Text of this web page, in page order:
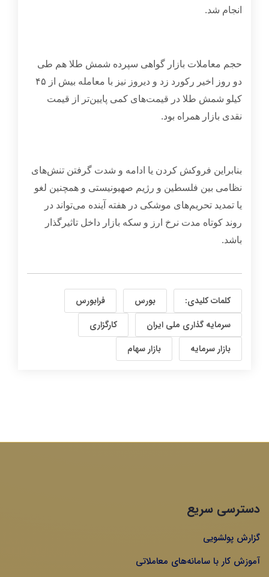
انجام شد.
حجم معاملات بازار گواهی سپرده شمش طلا هم طی
دو روز اخیر رکورد زد و دیروز نیز با معامله بیش از ۴۵
کیلو شمش طلا در قیمت‌های کمی پایین‌تر از قیمت
نقدی بازار همراه بود.
بنابراین فروکش کردن یا ادامه و شدت گرفتن تنش‌های
نظامی بین فلسطین و رژیم صهیونیستی و همچنین لغو
یا تمدید تحریم‌های موشکی در هفته آینده می‌تواند در
روند کوتاه‌ مدت نرخ ارز و سکه بازار داخل تاثیرگذار
باشد.
کلمات کلیدی: بورس
فرابورس
سرمایه گذاری ملی ایران
کارگزاری
بازار سرمایه
بازار سهام
دسترسی سریع
گزارش پولشویی
آموزش کار با سامانه‌های معاملاتی